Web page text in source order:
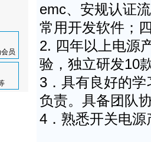
员
emc、安规认证
常用开发软件；
2. 四年以上电源
验，独立研发10
3．具有良好的
负责。具备团队
4．熟悉开关电